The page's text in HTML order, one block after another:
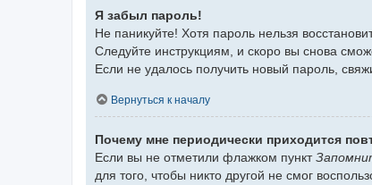
Я забыл пароль!
Не паникуйте! Хотя пароль нельзя
Следуйте инструкциям, и скоро вы снова
Если не удалось получить новый пароль,
Вернуться к началу
Почему мне периодически приходится
Если вы не отметили флажком пункт
для того, чтобы никто другой не смог